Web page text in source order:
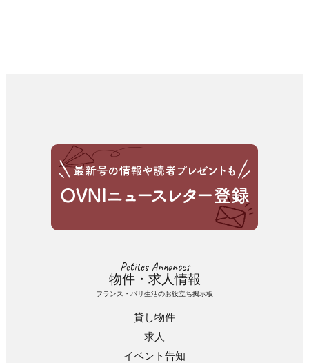
Petites Annonces
物件・求人情報
フランス・パリ生活のお役立ち掲示板
貸し物件
求人
イベント告知